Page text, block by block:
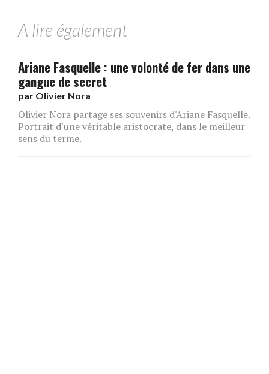
A lire également
Ariane Fasquelle : une volonté de fer dans une
gangue de secret
par Olivier Nora
Olivier Nora partage ses souvenirs d'Ariane Fasquelle.
Portrait d'une véritable aristocrate, dans le meilleur
sens du terme.